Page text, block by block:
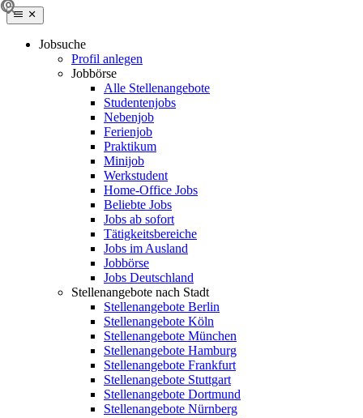
Jobsuche
Profil anlegen
Jobbörse
Alle Stellenangebote
Studentenjobs
Nebenjob
Ferienjob
Praktikum
Minijob
Werkstudent
Home-Office Jobs
Beliebte Jobs
Jobs ab sofort
Tätigkeitsbereiche
Jobs im Ausland
Jobbörse
Jobs Deutschland
Stellenangebote nach Stadt
Stellenangebote Berlin
Stellenangebote Köln
Stellenangebote München
Stellenangebote Hamburg
Stellenangebote Frankfurt
Stellenangebote Stuttgart
Stellenangebote Dortmund
Stellenangebote Nürnberg